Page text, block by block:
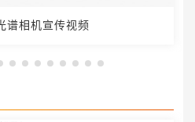
谱相机宣传视频